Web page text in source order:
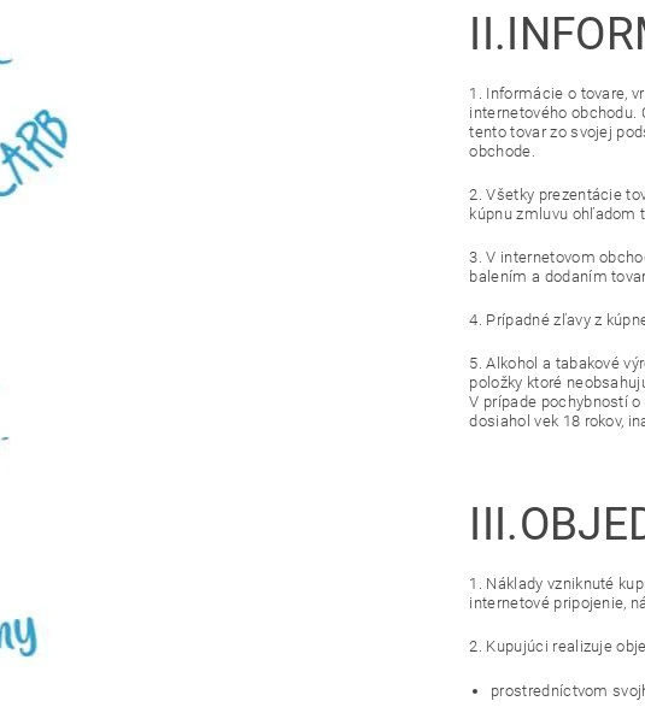
II.
1. Informácie o tovare,
internetového obchodu.
tento tovar zo svojej
obchode.
2. Všetky prezentácie
kúpnu zmluvu ohľadom
3. V internetovom
balením a dodaním
4. Prípadné zľavy z
5. Alkohol a tabakové
položky ktoré
V prípade pochybností
dosiahol vek 18 rokov,
III.
1. Náklady vzniknuté
internetové pripojenie,
2. Kupujúci realizuje
prostredníctvom